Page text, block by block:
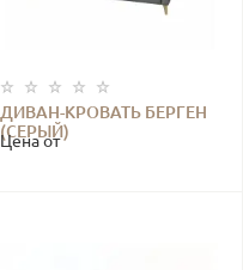
ДИВАН-КРОВАТЬ БЕРГЕН
(СЕРЫЙ)
Цена от